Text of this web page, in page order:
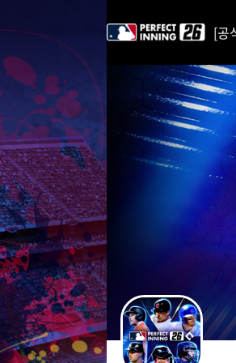
o
C
o
n
t
e
n
t
[공